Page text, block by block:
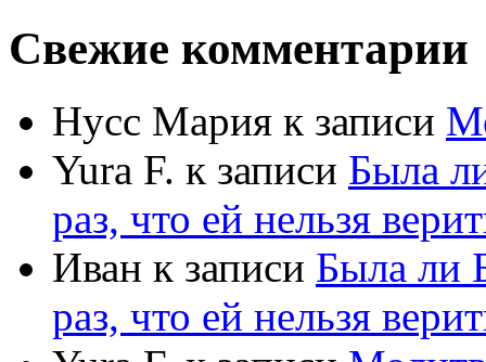
Свежие комментарии
Нусс Мария к записи
Yura F. к записи Была
раз, что ей нельзя
Иван к записи Была ли
раз, что ей нельзя